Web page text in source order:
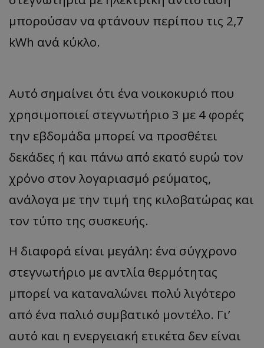
μπορούσαν να φτάνουν περίπου τις 2,7
kWh ανά κύκλο.
Αυτό σημαίνει ότι ένα νοικοκυριό που
χρησιμοποιεί στεγνωτήριο 3 με 4 φορές
την εβδομάδα μπορεί να προσθέτει
δεκάδες ή και πάνω από εκατό ευρώ τον
χρόνο στον λογαριασμό ρεύματος,
ανάλογα με την τιμή της κιλοβατώρας και
τον τύπο της συσκευής.
Η διαφορά είναι μεγάλη: ένα σύγχρονο
στεγνωτήριο με αντλία θερμότητας
μπορεί να καταναλώνει πολύ λιγότερο
από ένα παλιό συμβατικό μοντέλο. Γι’
αυτό και η ενεργειακή ετικέτα δεν είναι